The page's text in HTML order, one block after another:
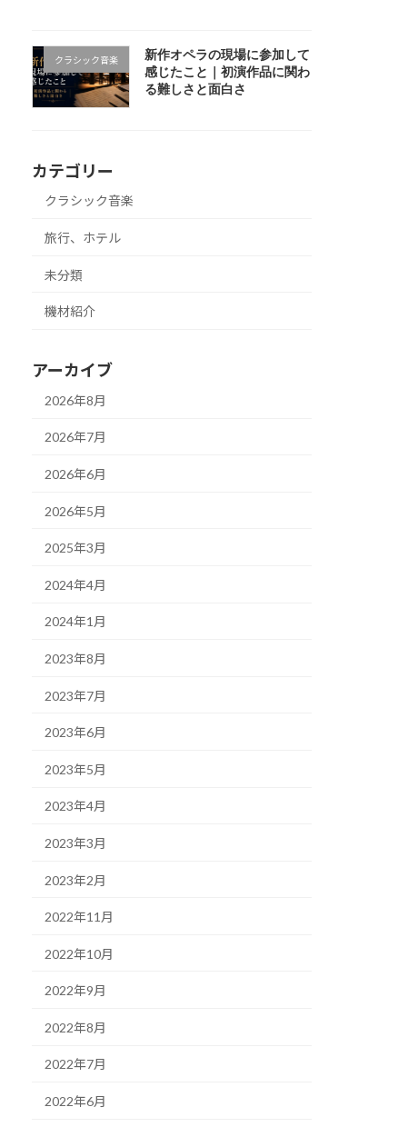
クラシック音楽
新作オペラの現場に参加して
感じたこと｜初演作品に関わ
る難しさと面白さ
カテゴリー
クラシック音楽
旅行、ホテル
未分類
機材紹介
アーカイブ
2026年8月
2026年7月
2026年6月
2026年5月
2025年3月
2024年4月
2024年1月
2023年8月
2023年7月
2023年6月
2023年5月
2023年4月
2023年3月
2023年2月
2022年11月
2022年10月
2022年9月
2022年8月
2022年7月
2022年6月